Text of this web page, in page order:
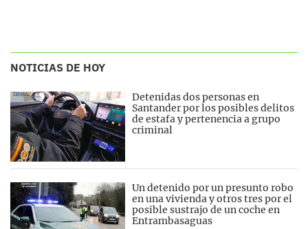
NOTICIAS DE HOY
Detenidas dos personas en
Santander por los posibles delitos
de estafa y pertenencia a grupo
criminal
Un detenido por un presunto robo
en una vivienda y otros tres por el
posible sustrajo de un coche en
Entrambasaguas